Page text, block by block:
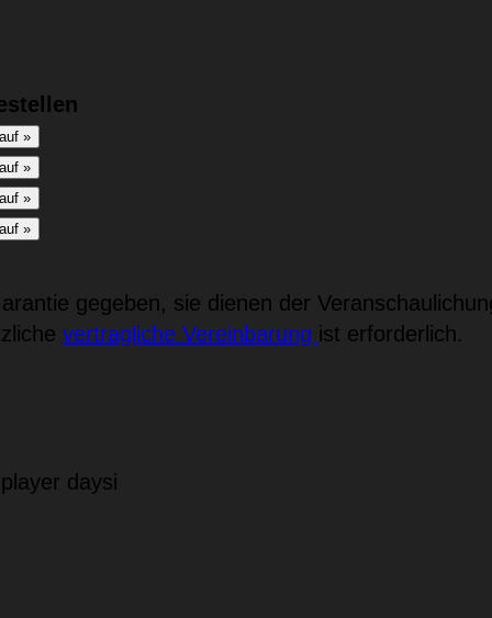
gegeben, sie dienen der
vertragliche Vereinbarung ist erforderlich.
daysi